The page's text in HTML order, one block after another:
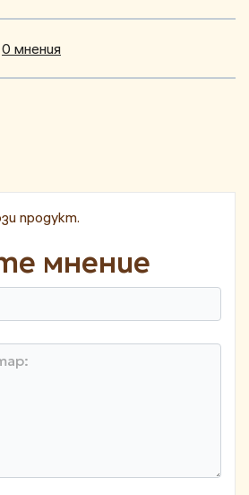
0 мнения
продукт.
мнение